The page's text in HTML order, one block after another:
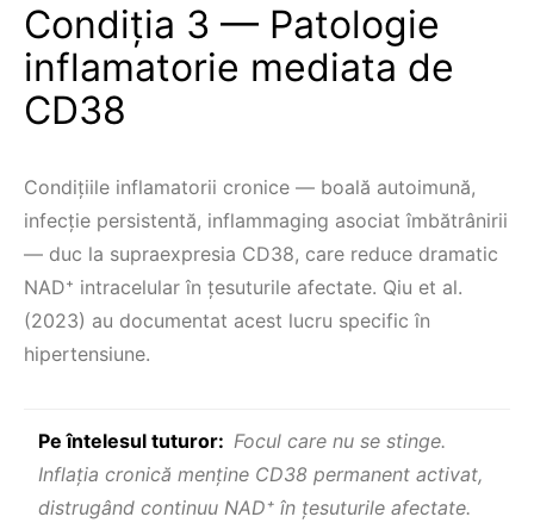
Condiția 3 — Patologie
inflamatorie mediata de
CD38
Condițiile inflamatorii cronice — boală autoimună,
infecție persistentă, inflammaging asociat îmbătrânirii
— duc la supraexpresia CD38, care reduce dramatic
NAD⁺ intracelular în țesuturile afectate. Qiu et al.
(2023) au documentat acest lucru specific în
hipertensiune.
Pe întelesul tuturor: Focul care nu se stinge.
Inflația cronică menține CD38 permanent activat,
distrugând continuu NAD⁺ în țesuturile afectate.